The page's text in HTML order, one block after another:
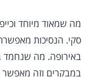
מה שמאוד מיוחד
סקי. הנסיכות
באירופה. מה שנחמד
במבקרים וזה מאפשר